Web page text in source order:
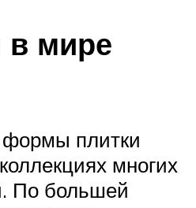
в мире
плитки
многих
По большей